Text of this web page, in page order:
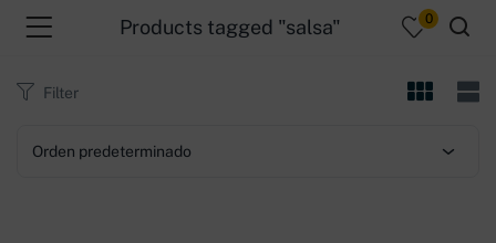
Products tagged "salsa" 0
Filter
Orden predeterminado